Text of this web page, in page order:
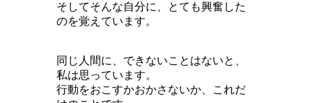
そしてそんな自分に、とても興奮した
のを覚えています。
同じ人間に、できないことはないと、
私は思っています。
行動をおこすかおかさないか、これだ